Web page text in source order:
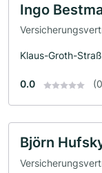
Ingo
Klaus-Groth-
0.0
Björn